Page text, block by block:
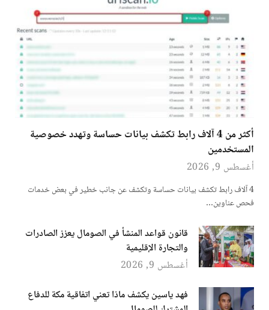
أكثر من 4 آلاف رابط تكشف بيانات حساسة وتهدد خصوصية
المستخدمين
أغسطس 9, 2026
4 آلاف رابط تكشف بيانات حساسة وتكشف عن جانب خطير في بعض خدمات
فحص عناوين…
قانون قواعد المنشأ في الصومال يعزز الصادرات
والتجارة الإقليمية
أغسطس 9, 2026
فهد ياسين يكشف ماذا تعني اتفاقية مكة للدفاع